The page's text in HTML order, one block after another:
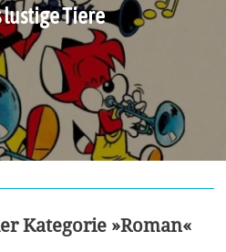
Tiere
Kategorie »Roman«